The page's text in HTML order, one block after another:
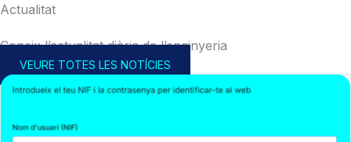
Actualitat
Coneix l’actualitat diària de l’enginyeria
VEURE TOTES LES NOTÍCIES